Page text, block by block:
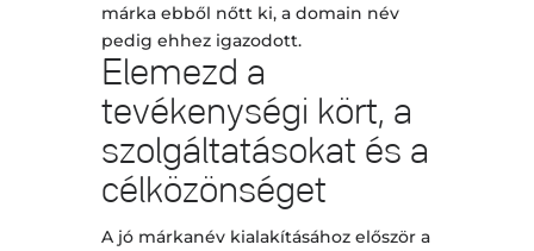
márka ebből nőtt ki, a domain név
pedig ehhez igazodott.
Elemezd a
tevékenységi kört, a
szolgáltatásokat és a
célközönséget
A jó márkanév kialakításához először a